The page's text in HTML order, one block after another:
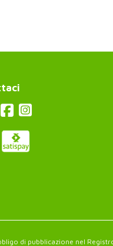
di pubblicazione nel